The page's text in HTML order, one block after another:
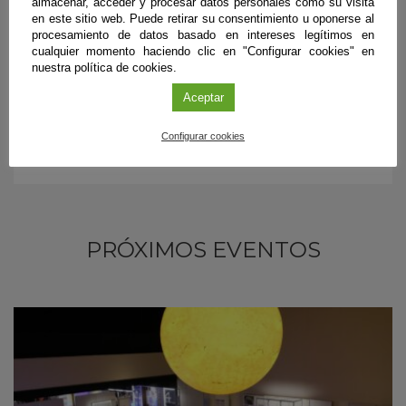
La imagen revelada
PRÓXIMOS EVENTOS
en este sitio web. Puede retirar su consentimiento u oponerse al
procesamiento de datos basado en intereses legítimos en
cualquier momento haciendo clic en "Configurar cookies" en
nuestra política de cookies.
Aceptar
Configurar cookies